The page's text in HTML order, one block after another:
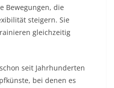
Bewegungen, die
steigern. Sie
gleichzeitig
seit Jahrhunderten
bei denen es